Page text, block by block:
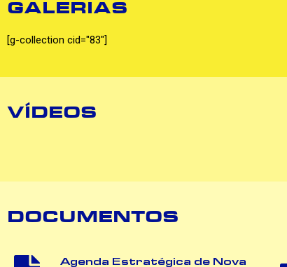
GALERIAS
[g-collection cid="83"]
VÍDEOS
DOCUMENTOS
Agenda Estratégica de Nova